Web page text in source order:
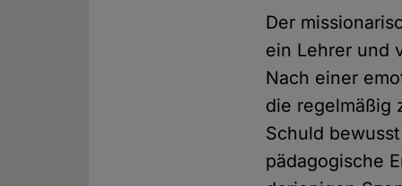
Der
ein Lehrer und
Nach einer
die regelmäßig
Schuld
pädagogische